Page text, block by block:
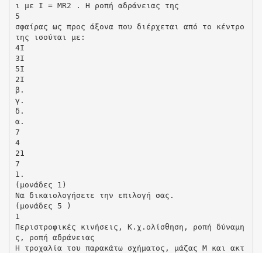
ι με I = MR2 . Η ροπή αδράνειας της
5
σφαίρας ως προς άξονα που διέρχεται από το κέντρο
της ισούται με:
4I
3I
5I
2I
β.
γ.
δ.
α.
7
4
21
7
1.
(μονάδες 1)
Να δικαιολογήσετε την επιλογή σας.
(μονάδες 5 )
1
Περιστροφικές κινήσεις, Κ.χ.ολίσθηση, ροπή δύναμη
ς, ροπή αδράνειας
Η τροχαλία του παρακάτω σχήματος, μάζας Μ και ακτ